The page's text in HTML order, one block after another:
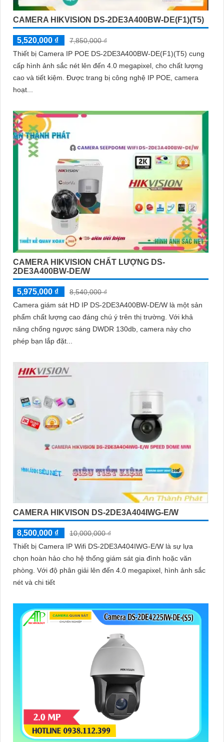
CAMERA HIKVISION DS-2DE3A400BW-DE(F1)(T5)
5,520,000 ₫
7,850,000 ₫
Thiết bị Camera IP POE DS-2DE3A400BW-DE(F1)(T5) cung
cấp hình ảnh sắc nét lên đến 4.0 megapixel, cho chất lượng
cao và tiết kiệm. Được trang bị công nghệ IP POE, camera
hoạt...
CAMERA HIKVISION CHẤT LƯỢNG DS-
2DE3A400BW-DE/W
5,975,000 ₫
8,540,000 ₫
Camera giám sát HD IP DS-2DE3A400BW-DE/W là một sản
phẩm chất lượng cao đáng chú ý trên thị trường. Với khả
năng chống ngược sáng DWDR 130db, camera này cho
phép bạn lắp đặt...
CAMERA HIKVISON DS-2DE3A404IWG-E/W
8,500,000 ₫
10,000,000 ₫
Thiết bị Camera IP Wifi DS-2DE3A404IWG-E/W là sự lựa
chọn hoàn hảo cho hệ thống giám sát gia đình hoặc văn
phòng. Với độ phân giải lên đến 4.0 megapixel, hình ảnh sắc
nét và chi tiết